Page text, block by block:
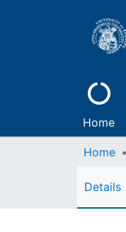
Home
Home
Details